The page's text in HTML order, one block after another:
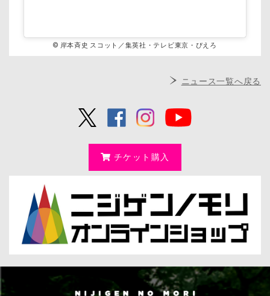
© 岸本斉史 スコット／集英社・テレビ東京・ぴえろ
ニュース一覧へ戻る
チケット購入